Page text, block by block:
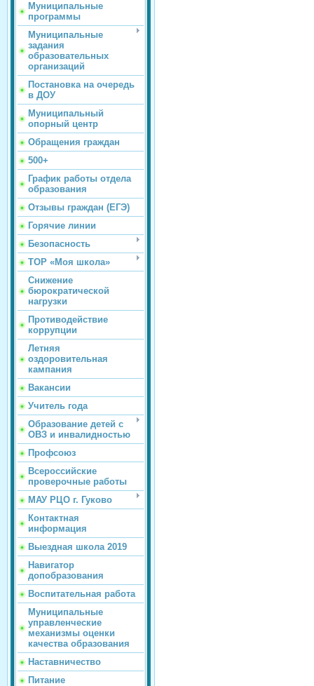
Муниципальные
программы
Муниципальные
задания
образовательных
организаций
Постановка на очередь
в ДОУ
Муниципальный
опорный центр
Обращения граждан
500+
График работы отдела
образования
Отзывы граждан (ЕГЭ)
Горячие линии
Безопасность
ТОР «Моя школа»
Снижение
бюрократической
нагрузки
Противодействие
коррупции
Летняя
оздоровительная
кампания
Вакансии
Учитель года
Образование детей с
ОВЗ и инвалидностью
Профсоюз
Всероссийские
проверочные работы
МАУ РЦО г. Гуково
Контактная
информация
Выездная школа 2019
Навигатор
допобразования
Воспитательная работа
Муниципальные
управленческие
механизмы оценки
качества образования
Наставничество
Питание